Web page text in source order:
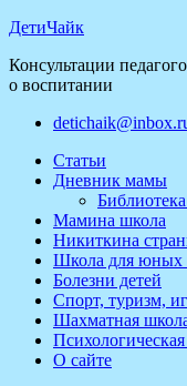
ДетиЧайк
Консультации
о воспитании
Статьи
Дневник мамы
Мамина школа
Никиткина
Школа для юных
Болезни детей
Спорт, туризм,
Шахматная
О сайте